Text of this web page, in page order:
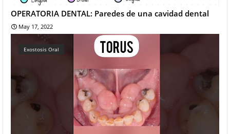
OPERATORIA DENTAL: Paredes de una cavidad dental
May 17, 2022
Exostosis Oral